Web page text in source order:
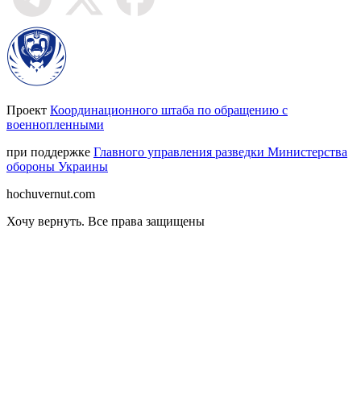
Проект Координационного штаба по обращению с
военнопленными
при поддержке Главного управления разведки Министерства
обороны Украины
hochuvernut.com
Хочу вернуть. Все права защищены